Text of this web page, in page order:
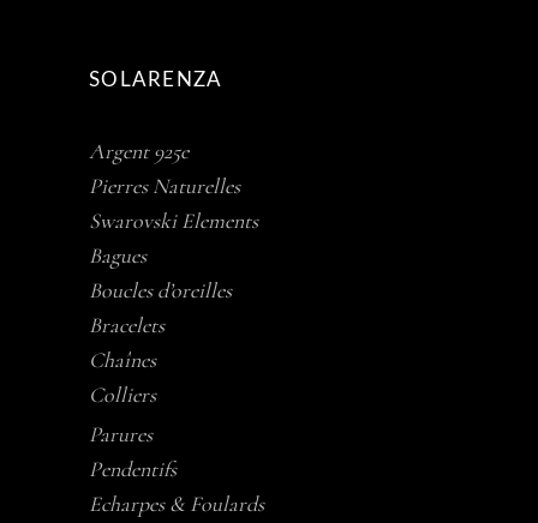
SOLARENZA
Argent 925e
Pierres Naturelles
Swarovski Elements
Bagues
Boucles d’oreilles
Bracelets
Chaînes
Colliers
Parures
Pendentifs
Echarpes & Foulards